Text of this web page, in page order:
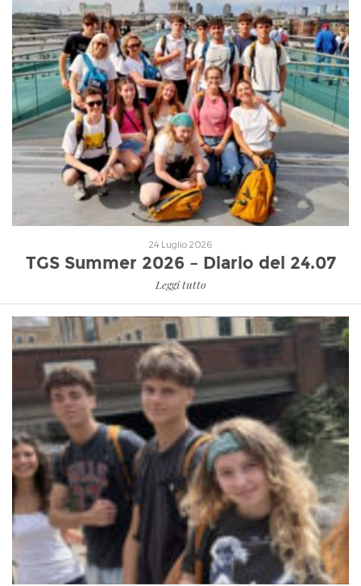
Leggi tutto
24 Luglio 2026
TGS Summer 2026 – Diario del 24.07
Leggi tutto
Leggi tutto